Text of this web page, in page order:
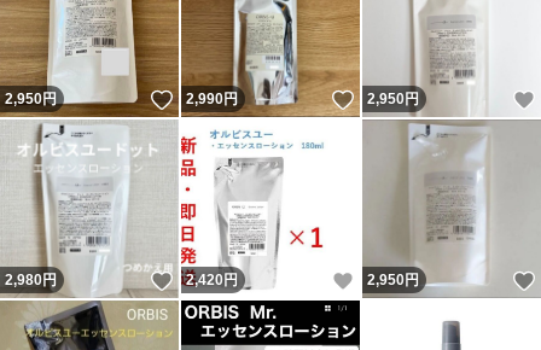
2,950円 いいね！
2,990円 いいね！
2,950円
2,980円 いいね！
2,420 円 いいね！
2,950円